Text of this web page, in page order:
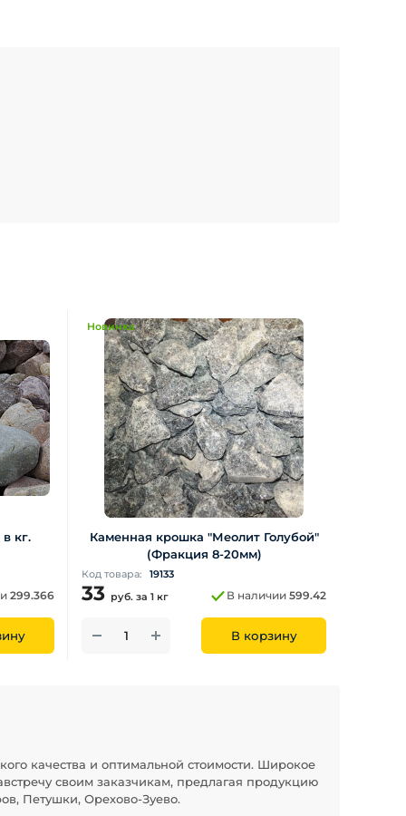
кг.
299.366
Новинка
Каменная крошка "Меолит Голубой"
(Фракция 8-20мм)
Код товара: 19133
33 руб. за 1 кг В наличии 599.42
В корзину
качества и оптимальной стоимости. Широкое
своим заказчикам, предлагая продукцию
Петушки, Орехово-Зуево.